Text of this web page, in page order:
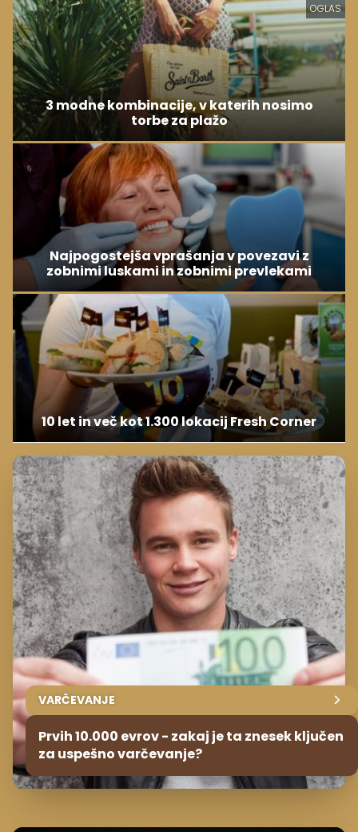
OGLAS
3 modne kombinacije, v katerih nosimo
torbe za plažo
Najpogostejša vprašanja v povezavi z
zobnimi luskami in zobnimi prevlekami
10 let in več kot 1.300 lokacij Fresh Corner
VARČEVANJE
Prvih 10.000 evrov - zakaj je ta znesek ključen
za uspešno varčevanje?